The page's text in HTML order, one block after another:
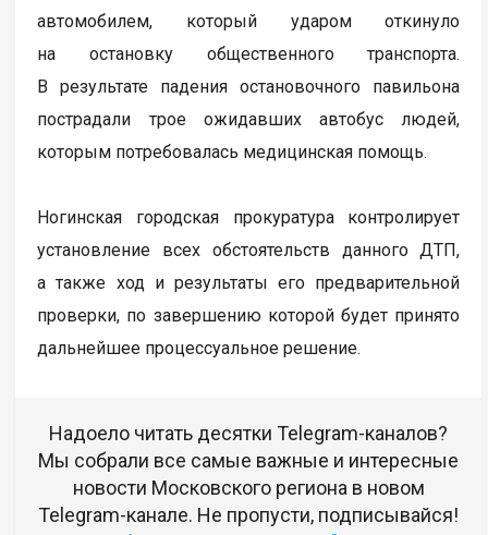
автомобилем, который ударом откинуло
на остановку общественного транспорта.
В результате падения остановочного павильона
пострадали трое ожидавших автобус людей,
которым потребовалась медицинская помощь.
Ногинская городская прокуратура контролирует
установление всех обстоятельств данного ДТП,
а также ход и результаты его предварительной
проверки, по завершению которой будет принято
дальнейшее процессуальное решение.
Надоело читать десятки Telegram-каналов?
Мы собрали все самые важные и интересные
новости Московского региона в новом
Telegram-канале. Не пропусти, подписывайся!